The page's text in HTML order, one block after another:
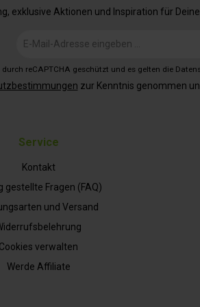
Service
Kontakt
gestellte Fragen (FAQ)
und Versand
Cookies verwalten
Werde Affiliate
exklusive Aktionen und Inspiration für
Mail-
durch reCAPTCHA geschützt und es gelten die
zur Kenntnis genommen